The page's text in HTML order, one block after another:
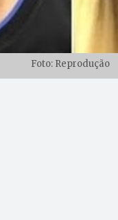
Foto: Reprodução